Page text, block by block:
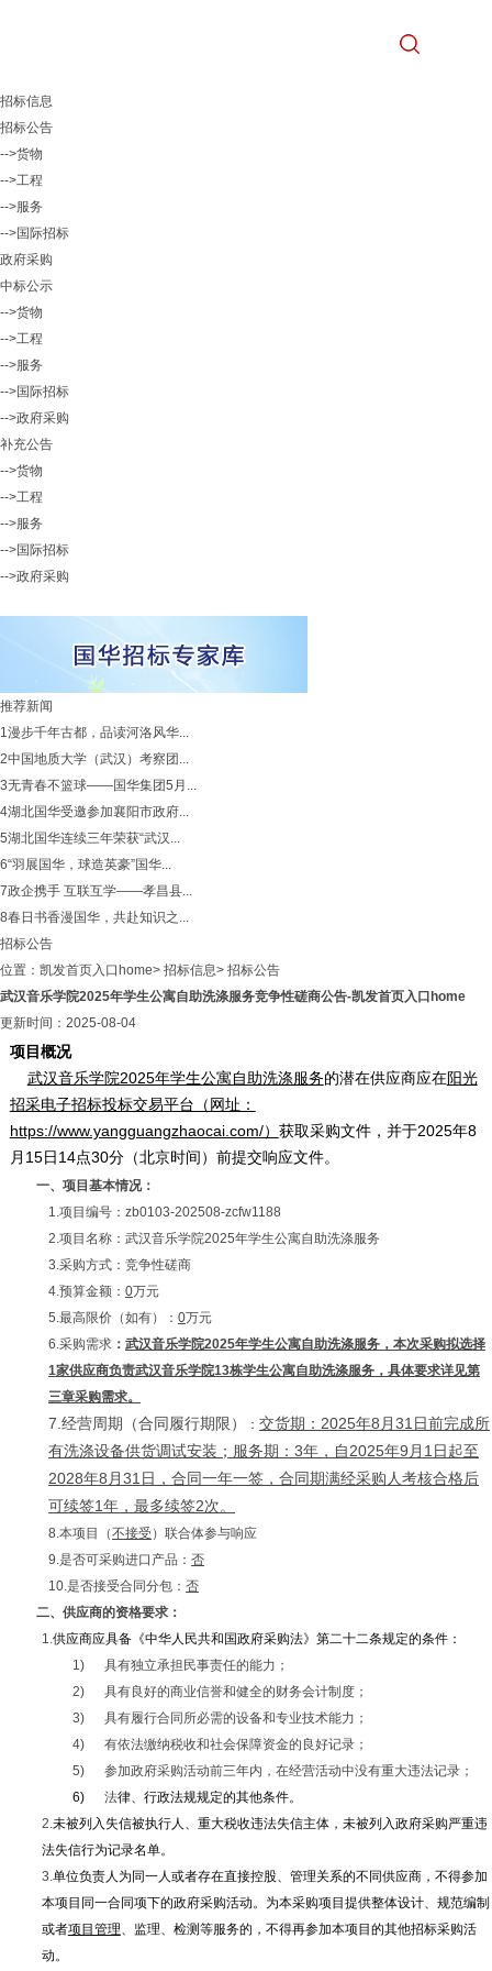
招标信息
招标公告
-->货物
-->工程
-->服务
-->国际招标
政府采购
中标公示
-->货物
-->工程
-->服务
-->国际招标
-->政府采购
补充公告
-->货物
-->工程
-->服务
-->国际招标
-->政府采购
推荐新闻
1漫步千年古都，品读河洛风华...
2中国地质大学（武汉）考察团...
3无青春不篮球——国华集团5月...
4湖北国华受邀参加襄阳市政府...
5湖北国华连续三年荣获“武汉...
6“羽展国华，球造英豪”国华...
7政企携手 互联互学——孝昌县...
8春日书香漫国华，共赴知识之...
招标公告
位置： 凯发首页入口home> 招标信息> 招标公告
武汉音乐学院2025年学生公寓自助洗涤服务竞争性磋商公告-凯发首页入口home
更新时间：2025-08-04
项目概况
武汉音乐学院2025年学生公寓自助洗涤服务的潜在供应商应在阳光
招采电子招标投标交易平台（网址：
https://www.yangguangzhaocai.com/） 获取采购文件，并于2025年8
月15日14点30分（北京时间）前提交响应文件。
一、项目基本情况：
1.项目编号：zb0103-202508-zcfw1188
2.项目名称：武汉音乐学院2025年学生公寓自助洗涤服务
3.采购方式：竞争性磋商
4.预算金额：0万元
5.最高限价（如有）：0万元
6.采购需求 ：武汉音乐学院2025年学生公寓自助洗涤服务，本次采购拟选择
1家供应商负责武汉音乐学院13栋学生公寓自助洗涤服务，具体要求详见第
三章采购需求。
7.经营周期（合同履行期限） ：交货期：2025年8月31日前完成所
有洗涤设备供货调试安装；服务期：3年，自2025年9月1日起至
2028年8月31日，合同一年一签，合同期满经采购人考核合格后
可续签1年，最多续签2次。
8.本项目（不接受 ）联合体参与响应
9.是否可采购进口产品：否
10.是否接受合同分包：否
二、供应商的资格要求：
1.供应商应具备《中华人民共和国政府采购法》第二十二条规定的条件：
1)
具有独立承担民事责任的能力；
2)
具有良好的商业信誉和健全的财务会计制度；
3)
具有履行合同所必需的设备和专业技术能力；
4)
有依法缴纳税收和社会保障资金的良好记录；
5)
参加政府采购活动前三年内，在经营活动中没有重大违法记录；
6)
法律、行政法规规定的其他条件。
2.未被列入失信被执行人、重大税收违法失信主体，未被列入政府采购严重违
法失信行为记录名单。
3.单位负责人为同一人或者存在直接控股、管理关系的不同供应商，不得参加
本项目同一合同项下的政府采购活动。为本采购项目提供整体设计、规范编制
或者项目管理、监理、检测等服务的，不得再参加本项目的其他招标采购活
动。